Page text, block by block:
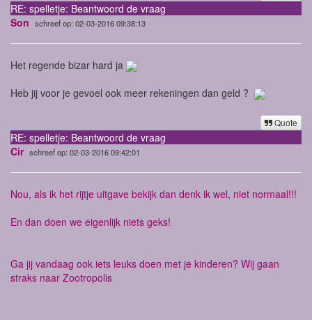
RE: spelletje: Beantwoord de vraag
Son schreef op: 02-03-2016 09:38:13
Het regende bizar hard ja
Heb jij voor je gevoel ook meer rekeningen dan geld ?
Quote
RE: spelletje: Beantwoord de vraag
Cir schreef op: 02-03-2016 09:42:01
Nou, als ik het rijtje uitgave bekijk dan denk ik wel, niet normaal!!!
En dan doen we eigenlijk niets geks!
Ga jij vandaag ook iets leuks doen met je kinderen? Wij gaan
straks naar Zootropolis